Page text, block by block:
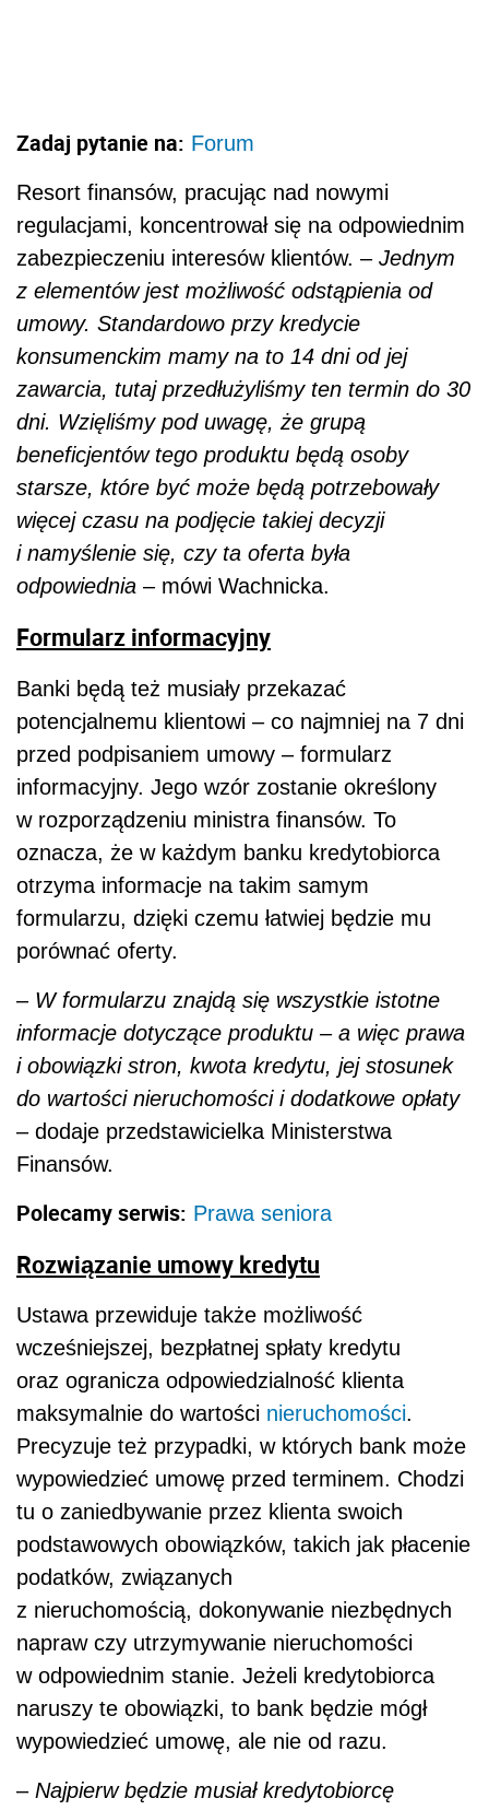
Zadaj pytanie na: Forum
Resort finansów, pracując nad nowymi
regulacjami, koncentrował się na odpowiednim
zabezpieczeniu interesów klientów. – Jednym
z elementów jest możliwość odstąpienia od
umowy. Standardowo przy kredycie
konsumenckim mamy na to 14 dni od jej
zawarcia, tutaj przedłużyliśmy ten termin do 30
dni. Wzięliśmy pod uwagę, że grupą
beneficjentów tego produktu będą osoby
starsze, które być może będą potrzebowały
więcej czasu na podjęcie takiej decyzji
i namyślenie się, czy ta oferta była
odpowiednia – mówi Wachnicka.
Formularz informacyjny
Banki będą też musiały przekazać
potencjalnemu klientowi – co najmniej na 7 dni
przed podpisaniem umowy – formularz
informacyjny. Jego wzór zostanie określony
w rozporządzeniu ministra finansów. To
oznacza, że w każdym banku kredytobiorca
otrzyma informacje na takim samym
formularzu, dzięki czemu łatwiej będzie mu
porównać oferty.
– W formularzu znajdą się wszystkie istotne
informacje dotyczące produktu – a więc prawa
i obowiązki stron, kwota kredytu, jej stosunek
do wartości nieruchomości i dodatkowe opłaty
– dodaje przedstawicielka Ministerstwa
Finansów.
Polecamy serwis: Prawa seniora
Rozwiązanie umowy kredytu
Ustawa przewiduje także możliwość
wcześniejszej, bezpłatnej spłaty kredytu
oraz ogranicza odpowiedzialność klienta
maksymalnie do wartości nieruchomości.
Precyzuje też przypadki, w których bank może
wypowiedzieć umowę przed terminem. Chodzi
tu o zaniedbywanie przez klienta swoich
podstawowych obowiązków, takich jak płacenie
podatków, związanych
z nieruchomością, dokonywanie niezbędnych
napraw czy utrzymywanie nieruchomości
w odpowiednim stanie. Jeżeli kredytobiorca
naruszy te obowiązki, to bank będzie mógł
wypowiedzieć umowę, ale nie od razu.
– Najpierw będzie musiał kredytobiorcę